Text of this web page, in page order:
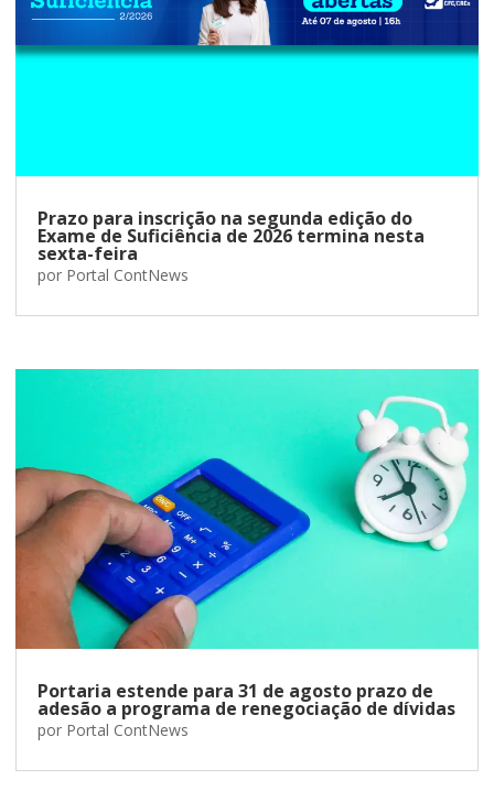
Prazo para inscrição na segunda edição do
Exame de Suficiência de 2026 termina nesta
sexta-feira
por Portal ContNews
Portaria estende para 31 de agosto prazo de
adesão a programa de renegociação de dívidas
por Portal ContNews